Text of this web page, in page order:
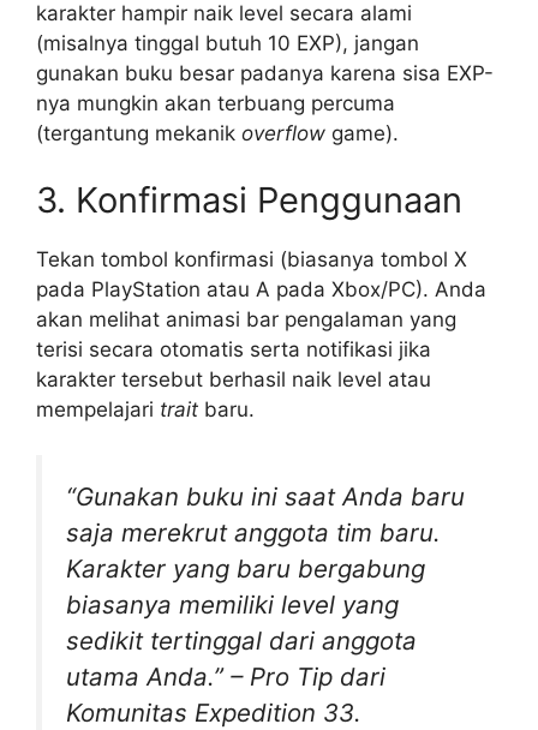
karakter hampir naik level secara alami
(misalnya tinggal butuh 10 EXP), jangan
gunakan buku besar padanya karena sisa EXP-
nya mungkin akan terbuang percuma
(tergantung mekanik overflow game).
3. Konfirmasi Penggunaan
Tekan tombol konfirmasi (biasanya tombol X
pada PlayStation atau A pada Xbox/PC). Anda
akan melihat animasi bar pengalaman yang
terisi secara otomatis serta notifikasi jika
karakter tersebut berhasil naik level atau
mempelajari trait baru.
“Gunakan buku ini saat Anda baru
saja merekrut anggota tim baru.
Karakter yang baru bergabung
biasanya memiliki level yang
sedikit tertinggal dari anggota
utama Anda.”– Pro Tip dari
Komunitas Expedition 33.